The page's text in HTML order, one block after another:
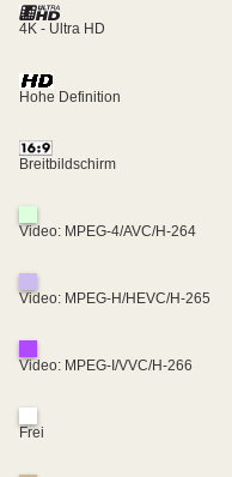
4K - Ultra HD
Hohe Definition
Breitbildschirm
Video: MPEG-4/AVC/H-264
Video: MPEG-H/HEVC/H-265
Video: MPEG-I/VVC/H-266
Frei